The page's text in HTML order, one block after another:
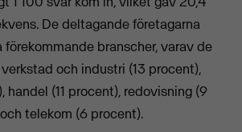
De deltagande företagarna
förekommande branscher, varav de
och industri (13 procent),
handel (11 procent), redovisning (9
telekom (6 procent).